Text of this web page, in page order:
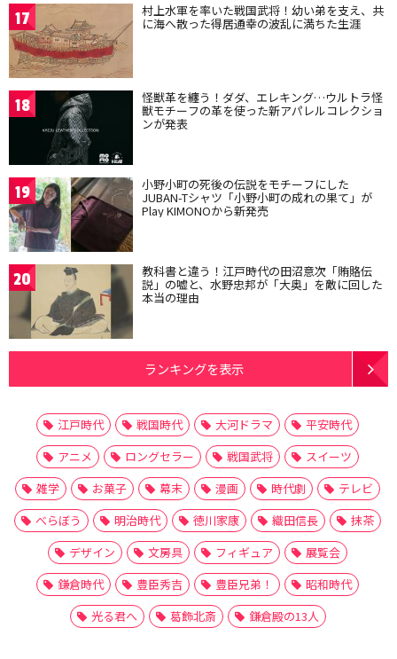
17 村上水軍を率いた戦国武将！幼い弟を支え、共
に海へ散った得居通幸の波乱に満ちた生涯
18 怪獣革を纏う！ダダ、エレキング…ウルトラ怪
獣モチーフの革を使った新アパレルコレクショ
ンが発表
19 小野小町の死後の伝説をモチーフにした
JUBAN-Tシャツ「小野小町の成れの果て」が
Play KIMONOから新発売
20 教科書と違う！江戸時代の田沼意次「賄賂伝
説」の嘘と、水野忠邦が「大奥」を敵に回した
本当の理由
ランキングを表示
江戸時代 戦国時代 大河ドラマ
平安時代
アニメ
ロングセラー 戦国武将
スイーツ
雑学
お菓子 幕末 漫画 時代劇
テレビ
べらぼう
明治時代 徳川家康 織田信長
抹茶
デザイン
文房具 フィギュア
展覧会
鎌倉時代
豊臣秀吉 豊臣兄弟！
昭和時代
光る君へ
葛飾北斎 鎌倉殿の13人